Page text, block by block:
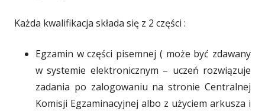
Każda kwalifikacja składa się z 2 części :
Egzamin w części pisemnej ( może być zdawany
w systemie elektronicznym – uczeń rozwiązuje
zadania po zalogowaniu na stronie Centralnej
Komisji Egzaminacyjnej albo z użyciem arkusza i